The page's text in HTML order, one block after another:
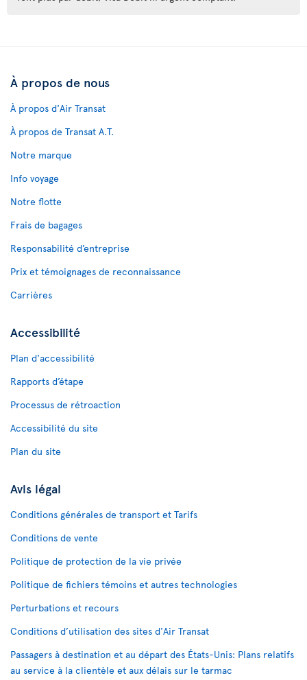
À propos de nous
À propos d'Air Transat
À propos de Transat A.T.
Notre marque
Info voyage
Notre flotte
Frais de bagages
Responsabilité d’entreprise
Prix et témoignages de reconnaissance
Carrières
Accessibilité
Plan d'accessibilité
Rapports d’étape
Processus de rétroaction
Accessibilité du site
Plan du site
Avis légal
Conditions générales de transport et Tarifs
Conditions de vente
Politique de protection de la vie privée
Politique de fichiers témoins et autres technologies
Perturbations et recours
Conditions d’utilisation des sites d'Air Transat
Passagers à destination et au départ des États-Unis: Plans relatifs
au service à la clientèle et aux délais sur le tarmac